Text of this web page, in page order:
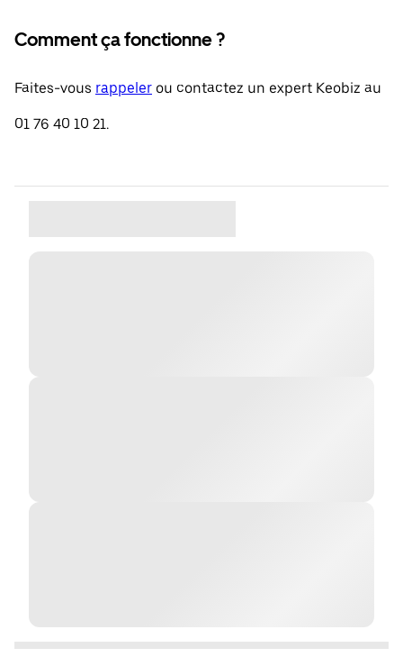
Comment ça fonctionne ?
Faites-vous rappeler ou contactez un expert Keobiz au
01 76 40 10 21.